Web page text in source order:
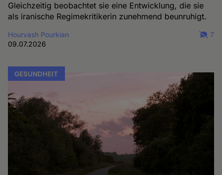
Gleichzeitig beobachtet sie eine Entwicklung, die sie
als iranische Regimekritikerin zunehmend beunruhigt.
Hourvash Pourkian
09.07.2026
7
GESUNDHEIT